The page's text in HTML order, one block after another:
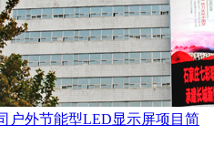
户外节能型LED显示屏项目简